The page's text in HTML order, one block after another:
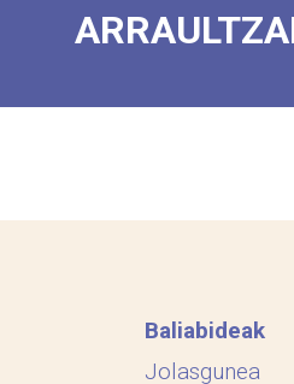
Baliabideak
Jolasgunea